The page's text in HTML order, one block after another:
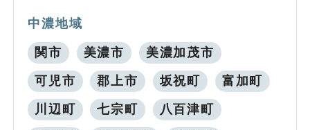
中濃地域
関市 美濃市 美濃加茂市
可児市 郡上市 坂祝町 富加町
川辺町 七宗町 八百津町